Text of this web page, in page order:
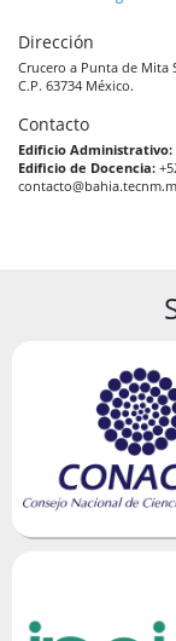
Dirección
Crucero a Punta de Mita
C.P. 63734 México.
Contacto
Edificio Administrativo:
Edificio de Docencia: